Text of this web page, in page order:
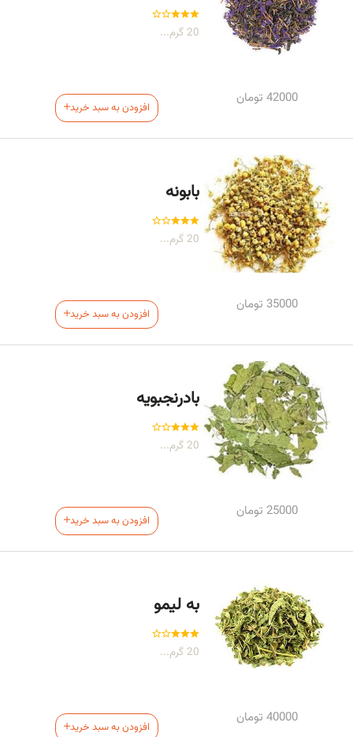
20 گرم...
42000تومان
افزودن به سبد خرید
بابونه
20 گرم...
35000 تومان
افزودن به سبد خرید
بادرنجبویه
20 گرم...
25000 تومان
افزودن به سبد خرید
به لیمو
20 گرم...
40000تومان
افزودن به سبد خرید